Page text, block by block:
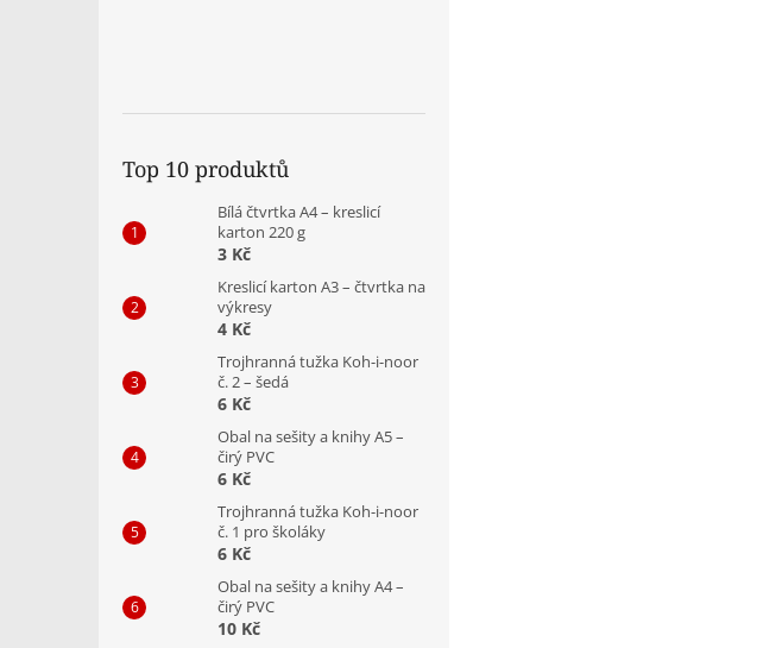
Top 10 produktů
Bílá čtvrtka A4 – kreslicí
karton 220 g
3 Kč
Kreslicí karton A3 – čtvrtka na
výkresy
4 Kč
Trojhranná tužka Koh-i-noor
č. 2 – šedá
6 Kč
Obal na sešity a knihy A5 –
čirý PVC
6 Kč
Trojhranná tužka Koh-i-noor
č. 1 pro školáky
6 Kč
Obal na sešity a knihy A4 –
čirý PVC
10 Kč